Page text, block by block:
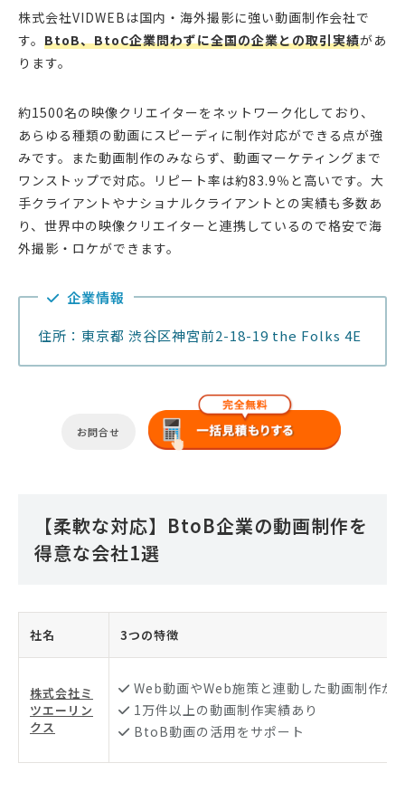
株式会社VIDWEBは国内・海外撮影に強い動画制作会社で
す。 BtoB、BtoC企業問わずに全国の企業との取引実績があ
ります。
約1500名の映像クリエイターをネットワーク化しており、
あらゆる種類の動画にスピーディに制作対応ができる点が強
みです。また動画制作のみならず、動画マーケティングまで
ワンストップで対応。リピート率は約83.9％と高いです。大
手クライアントやナショナルクライアントとの実績も多数あ
り、世界中の映像クリエイターと連携しているので格安で海
外撮影・ロケができます。
企業情報
住所：東京都 渋谷区神宮前2-18-19 the Folks 4E
お問合せ
【柔軟な対応】BtoB企業の動画制作を
得意な会社1選
社名 3つの特徴
株式会社ミ
ツエーリン
クス
Web動画やWeb施策と連動した動画制作が
1万件以上の動画制作実績あり
BtoB動画の活用をサポート